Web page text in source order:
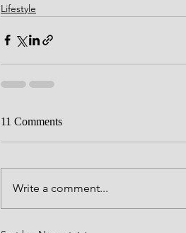
Lifestyle
11 Comments
Write a comment...